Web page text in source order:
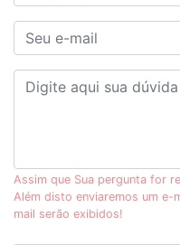
Assim que Sua pergunta for
Além disto enviaremos um e-
mail serão exibidos!